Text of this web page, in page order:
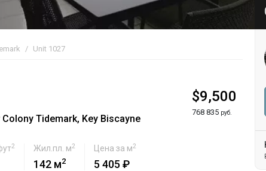
Unit 1027
Tidemark, Key Biscayne
$9,500
768 835 руб.
2 Жил.пл. м2
142 м2
Цена за м2
5 405 ₽